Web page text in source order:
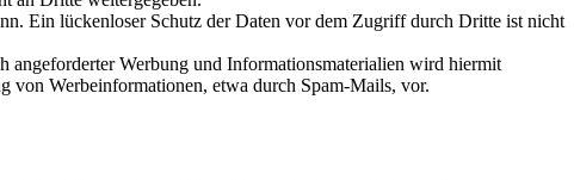
Ein lückenloser Schutz der Daten vor dem Zugriff durch Dritte ist nicht
Werbung und Informationsmaterialien wird hiermit
von Werbeinformationen, etwa durch Spam-Mails, vor.